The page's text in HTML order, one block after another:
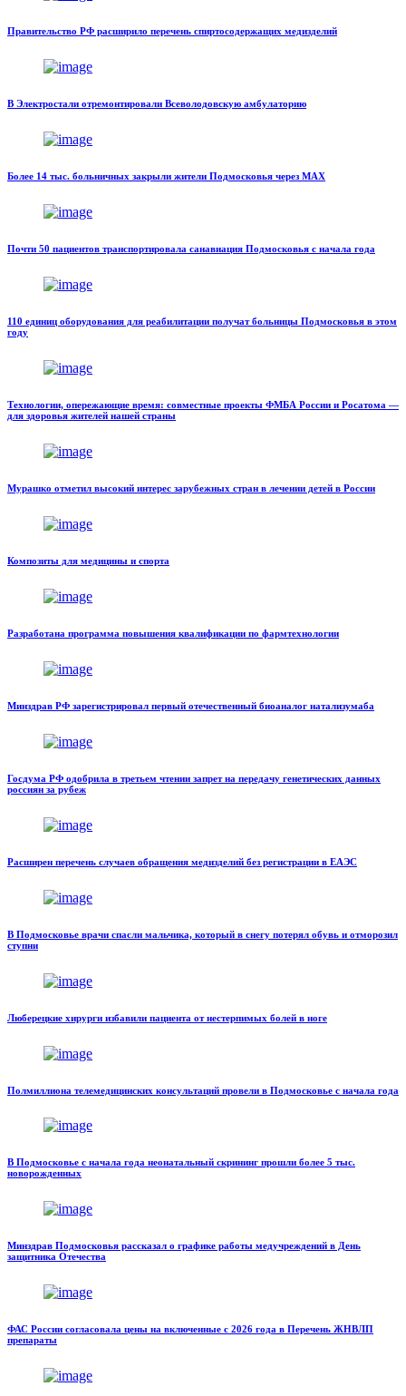
Правительство РФ расширило перечень спиртосодержащих медизделий
В Электростали отремонтировали Всеволодовскую амбулаторию
Более 14 тыс. больничных закрыли жители Подмосковья через MAX
Почти 50 пациентов транспортировала санавиация Подмосковья с начала года
110 единиц оборудования для реабилитации получат больницы Подмосковья в этом
году
Технологии, опережающие время: совместные проекты ФМБА России и Росатома —
для здоровья жителей нашей страны
Мурашко отметил высокий интерес зарубежных стран в лечении детей в России
Композиты для медицины и спорта
Разработана программа повышения квалификации по фармтехнологии
Минздрав РФ зарегистрировал первый отечественный биоаналог натализумаба
Госдума РФ одобрила в третьем чтении запрет на передачу генетических данных
россиян за рубеж
Расширен перечень случаев обращения медизделий без регистрации в ЕАЭС
В Подмосковье врачи спасли мальчика, который в снегу потерял обувь и отморозил
ступни
Люберецкие хирурги избавили пациента от нестерпимых болей в ноге
Полмиллиона телемедицинских консультаций провели в Подмосковье с начала года
В Подмосковье с начала года неонатальный скрининг прошли более 5 тыс.
новорожденных
Минздрав Подмосковья рассказал о графике работы медучреждений в День
защитника Отечества
ФАС России согласовала цены на включенные с 2026 года в Перечень ЖНВЛП
препараты